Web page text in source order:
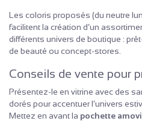
Les coloris proposés (du neutre
facilitent la création d’un
différents univers de boutique :
de beauté ou concept-stores.
Conseils de vente pour
Présentez-le en vitrine avec des
dorés pour accentuer l’univers
Mettez en avant la pochette